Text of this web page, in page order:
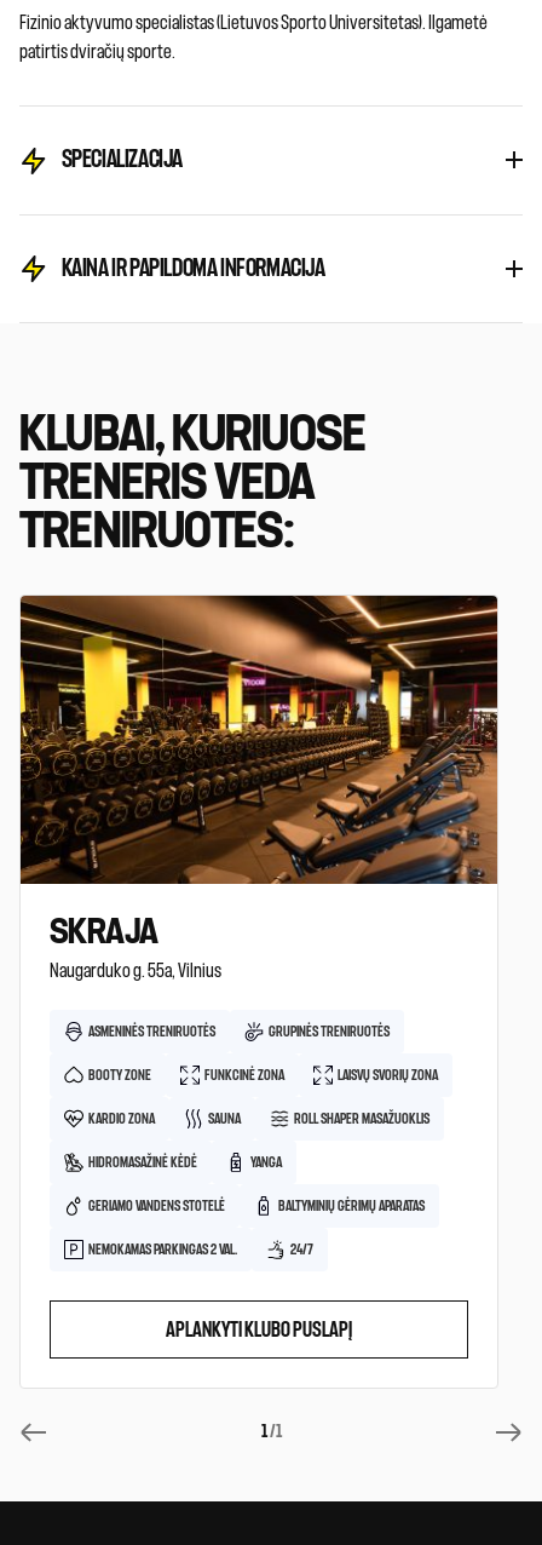
Fizinio aktyvumo specialistas (Lietuvos Sporto Universitetas). Ilgametė
patirtis dviračių sporte.
SPECIALIZACIJA
KAINA IR PAPILDOMA INFORMACIJA
KLUBAI, KURIUOSE
TRENERIS VEDA
TRENIRUOTES:
SKRAJA
Naugarduko g. 55a, Vilnius
ASMENINĖS TRENIRUOTĖS GRUPINĖS TRENIRUOTĖS
BOOTY ZONE FUNKCINĖ ZONA LAISVŲ SVORIŲ ZONA
KARDIO ZONA SAUNA ROLL SHAPER MASAŽUOKLIS
HIDROMASAŽINĖ KĖDĖ YANGA
GERIAMO VANDENS STOTELĖ BALTYMINIŲ GĖRIMŲ APARATAS
NEMOKAMAS PARKINGAS 2 VAL. 24/7
APLANKYTI KLUBO PUSLAPĮ
1/1